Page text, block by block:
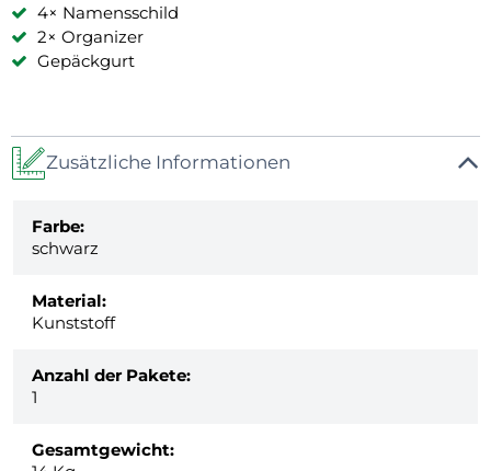
4× Namensschild
2× Organizer
Gepäckgurt
Zusätzliche Informationen
Farbe:
schwarz
Material:
Kunststoff
Anzahl der Pakete:
1
Gesamtgewicht: